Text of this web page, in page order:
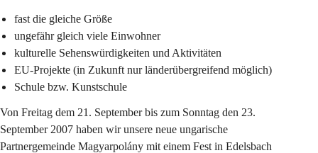
fast die gleiche Größe
ungefähr gleich viele Einwohner
kulturelle Sehenswürdigkeiten und Aktivitäten
EU-Projekte (in Zukunft nur länderübergreifend möglich)
Schule bzw. Kunstschule
Von Freitag dem 21. September bis zum Sonntag den 23.
September 2007 haben wir unsere neue ungarische
Partnergemeinde Magyarpolány mit einem Fest in Edelsbach